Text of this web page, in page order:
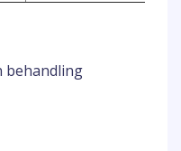
behandling